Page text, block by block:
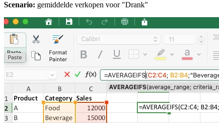
Scenario: gemiddelde verkopen voor "Drank"